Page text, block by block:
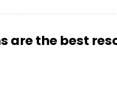
are the best